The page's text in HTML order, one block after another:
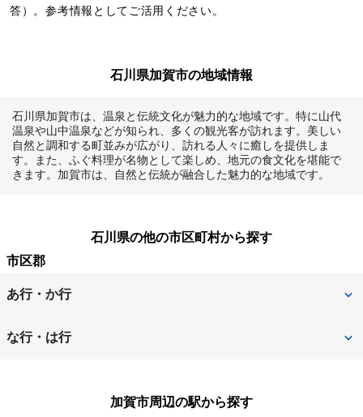
答）。参考情報としてご活用ください。
石川県加賀市の地域情報
石川県加賀市は、温泉と伝統文化が魅力的な地域です。特に山代
温泉や山中温泉などが知られ、多くの観光客が訪れます。美しい
自然と調和する町並みが広がり、訪れる人々に癒しを提供しま
す。また、ふぐ料理が名物として楽しめ、地元の食文化を堪能で
きます。加賀市は、自然と伝統が融合した魅力的な地域です。
石川県の他の市区町村から探す
市区郡
あ行・か行
加賀市
小松市
な行・は行
加賀市周辺の駅から探す